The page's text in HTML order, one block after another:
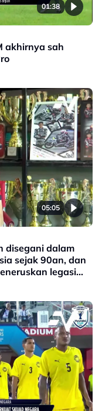
01:38
akhirnya sah
05:05
disegani dalam
sejak 90an, dan
legasi